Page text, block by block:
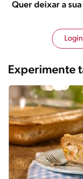
Quer deixar a
Login
Experimente